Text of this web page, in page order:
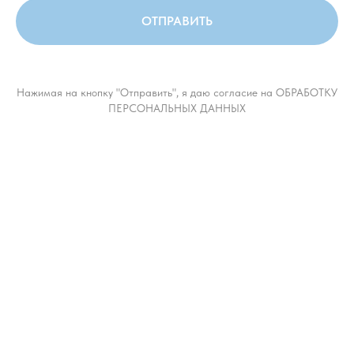
ОТПРАВИТЬ
Нажимая на кнопку "Отправить", я даю согласие на ОБРАБОТКУ
ПЕРСОНАЛЬНЫХ ДАННЫХ